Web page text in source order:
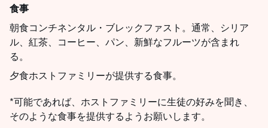
食事
朝食コンチネンタル・ブレックファスト。通常、シリア
ル、紅茶、コーヒー、パン、新鮮なフルーツが含まれ
る。
夕食ホストファミリーが提供する食事。
*可能であれば、ホストファミリーに生徒の好みを聞き、
そのような食事を提供するようお願いします。